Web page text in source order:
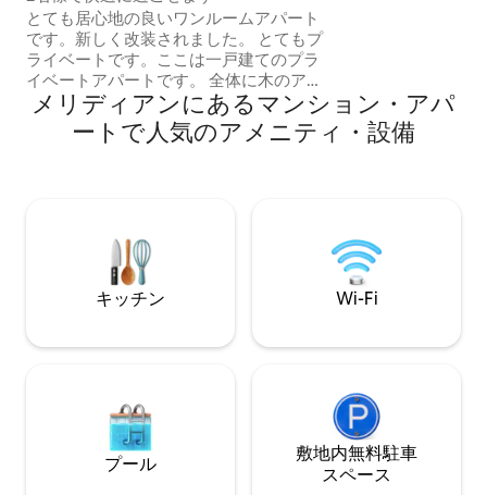
とても居心地の良いワンルームアパート
です。新しく改装されました。 とてもプ
ライベートです。ここは一戸建てのプラ
イベートアパートです。 全体に木のアク
セントがあります。バスルームには美し
いタイルがあり、お湯がたっぷり出ま
でスタジオを利用して演奏前に練習した
り、ただくつろいだりすることができま
できます。 RV駐車場。専用玄関。
る多くの魅力をお
メリディアンにあるマンション・アパ
ートで人気のアメニティ・設備
キッチン Wi-Fi
プール
敷地内無料駐⁠車
ス⁠ペ⁠ー⁠ス